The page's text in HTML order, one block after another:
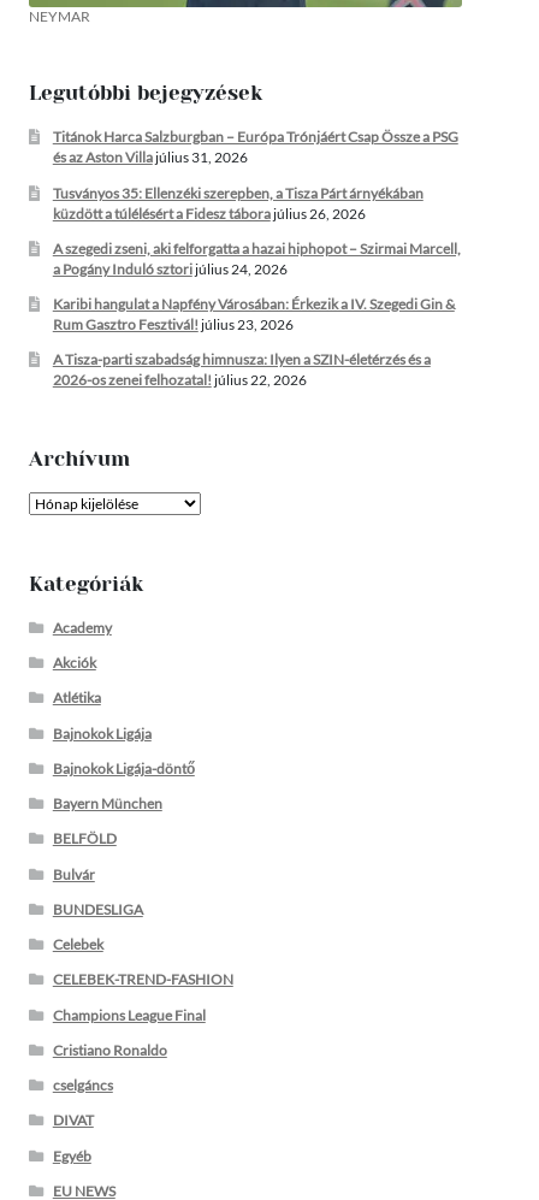
NEYMAR
Legutóbbi bejegyzések
Titánok Harca Salzburgban – Európa Trónjáért Csap Össze a PSG
és az Aston Villajúlius 31, 2026
Tusványos 35: Ellenzéki szerepben, a Tisza Párt árnyékában
küzdött a túlélésért a Fidesz táborajúlius 26, 2026
A szegedi zseni, aki felforgatta a hazai hiphopot – Szirmai Marcell,
a Pogány Induló sztorijúlius 24, 2026
Karibi hangulat a Napfény Városában: Érkezik a IV. Szegedi Gin &
Rum Gasztro Fesztivál! július 23, 2026
A Tisza-parti szabadság himnusza: Ilyen a SZIN-életérzés és a
2026-os zenei felhozatal! július 22, 2026
Archívum
Archívum
Kategóriák
Academy
Akciók
Atlétika
Bajnokok Ligája
Bajnokok Ligája-döntő
Bayern München
BELFÖLD
Bulvár
BUNDESLIGA
Celebek
CELEBEK-TREND-FASHION
Champions League Final
Cristiano Ronaldo
cselgáncs
DIVAT
Egyéb
EU NEWS